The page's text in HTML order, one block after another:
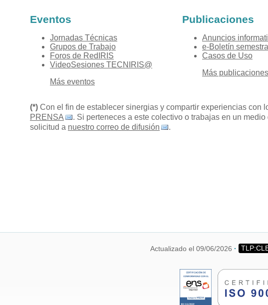
Eventos
Jornadas Técnicas
Grupos de Trabajo
Foros de RedIRIS
VideoSesiones TECNIRIS@
Más eventos
Publicaciones
Anuncios
e-Boletín semestral
Casos de Uso
Más publicaciones
(*) Con el fin de establecer sinergias y compartir experiencias
PRENSA
. Si perteneces a este colectivo o trabajas en un
solicitud a nuestro correo de difusión .
Actualizado el 09/06/2026